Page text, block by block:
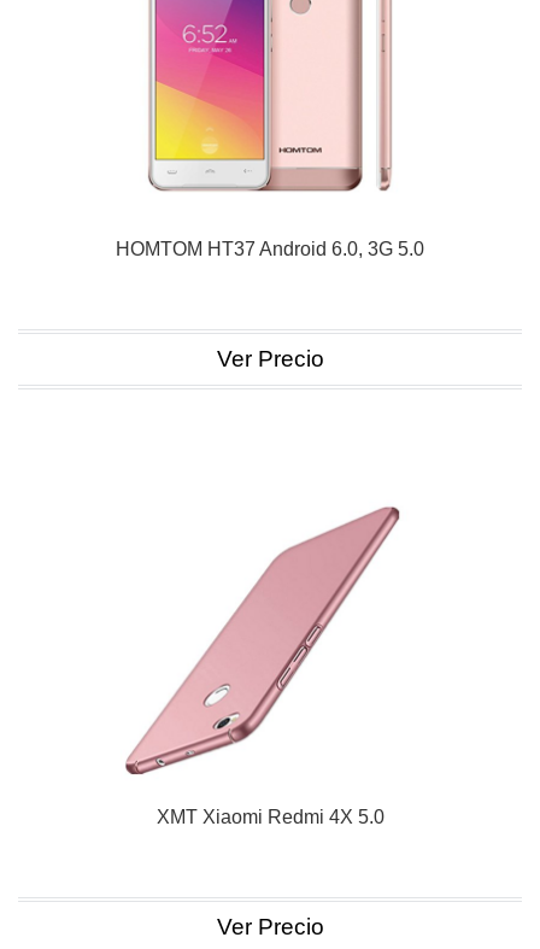
HOMTOM HT37 Android 6.0, 3G 5.0
Ver Precio
XMT Xiaomi Redmi 4X 5.0
Ver Precio